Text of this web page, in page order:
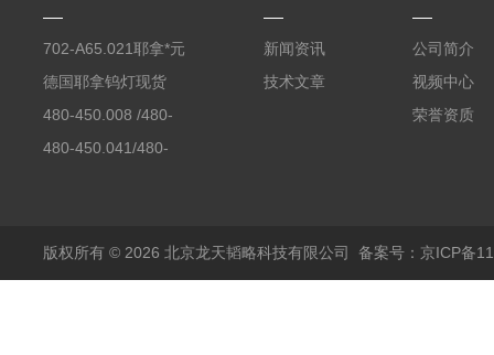
702-A65.021耶拿*元
素分析仪反应罐
德国耶拿钨灯现货
480-450.008 /480-
450.008C耶拿镉Cd空
480-450.041/480-
包邮
新闻资讯
技术文章
公司简介
视频中心
荣誉资质
版权所有 © 2026 北京龙天韬略科技有限公司 备案号：京ICP备